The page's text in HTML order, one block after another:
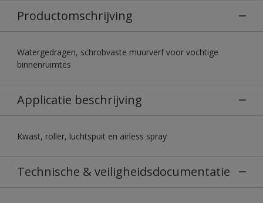
Productomschrijving
Watergedragen, schrobvaste muurverf voor vochtige
binnenruimtes
Applicatie beschrijving
Kwast, roller, luchtspuit en airless spray
Technische & veiligheidsdocumentatie